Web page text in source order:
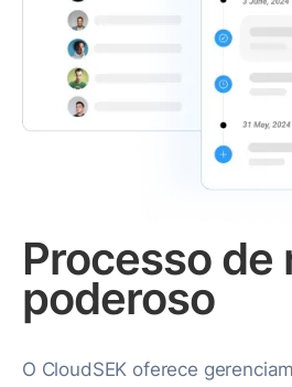
Processo de
poderoso
O CloudSEK oferece